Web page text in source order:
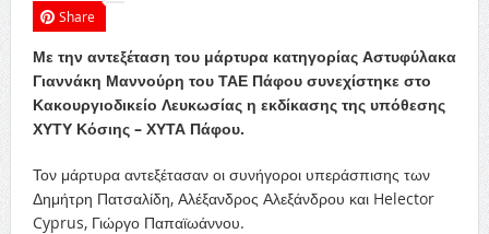
Share
Με την αντεξέταση του μάρτυρα κατηγορίας Αστυφύλακα
Γιαννάκη Μαννούρη του ΤΑΕ Πάφου συνεχίστηκε στο
Κακουργιοδικείο Λευκωσίας η εκδίκασης της υπόθεσης
ΧΥΤΥ Κόσιης – ΧΥΤΑ Πάφου.
Τον μάρτυρα αντεξέτασαν οι συνήγοροι υπεράσπισης των
Δημήτρη Πατσαλίδη, Αλέξανδρος Αλεξάνδρου και Helector
Cyprus, Γιώργο Παπαϊωάννου.